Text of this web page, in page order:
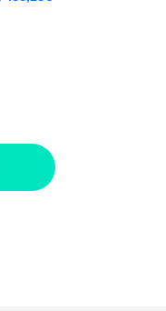
la oportunidad de